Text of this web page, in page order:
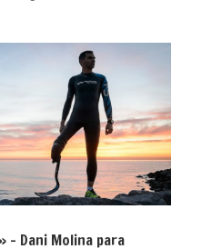
Dani Molina para